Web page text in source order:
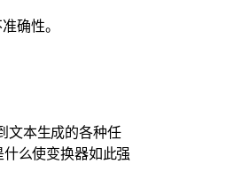
确性。
文本生成的各种任
么使变换器如此强